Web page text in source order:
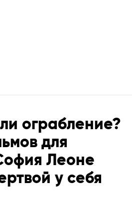
ограбление?
для
Леоне
у себя